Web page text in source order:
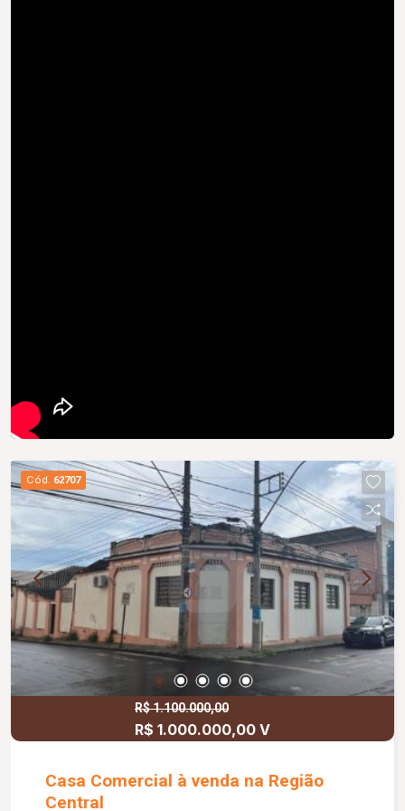
Cód. 62707
R$ 1.100.000,00
R$ 1.000.000,00 V
Casa Comercial à venda na Região
Central